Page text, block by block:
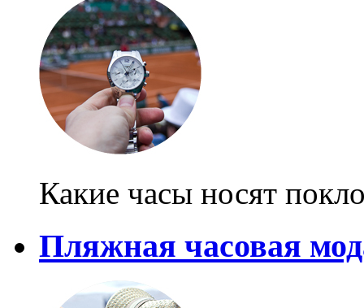
Какие часы носят
Пляжная часовая